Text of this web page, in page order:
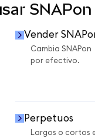
Vender
Cambia SNAPon
por efectivo.
Perpetuos
Largos o cortos